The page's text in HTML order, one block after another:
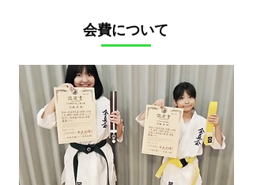
会費について